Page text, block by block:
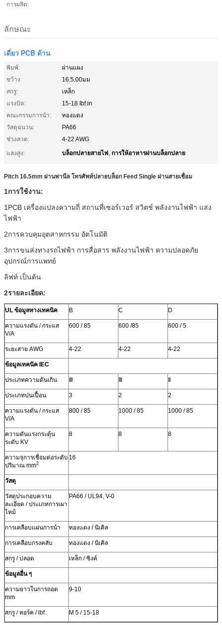
การผลิต:
ลักษณะ
เดี่ยว PCB ด้าน
พิมพ์:
ผ่านแผง
ขว้าง:
16.5.00มม
สกรู:
เหล็ก
แรงบิด:
15-18 Ibf.in
คณะกรรมการนำ:
ทองแดง
วัสดุฉนวน:
PA66
ช่วงลวด:
4-22 AWG
แสงสูง:
บล็อกปลายสายไฟ, การให้อาหารผ่านบล็อกปลาย
Pitch 16.5mm ผ่านพานีล โทรศัพท์ปลายบล็อก Feed Single ผ่านสายเชื่อม
1การใช้งาน:
1PCB เครื่องแปลงความถี่ สถานที่เซอร์เวอร์ สวิตช์ พลังงานไฟฟ้า แสง
ไฟฟ้า
2การควบคุมอุตสาหกรรม อัตโนมัติ
3การขนส่งทางรถไฟฟ้า การสื่อสาร พลังงานไฟฟ้า ความปลอดภัย
อุปกรณ์การแพทย์
ลิฟท์ เป็นต้น
2รายละเอียด:
UL ข้อมูลทางเทคนิค B C D
ความแรงดัน / กระแส
V/A
600 / 85 600 /85 600 / 5
ระยะสาย AWG 4-22 4-22 4-22
ข้อมูลเทคนิค IEC
ประเภทความดันเกิน Ⅲ Ⅲ Ⅱ
ประเภทปนเปื้อน 3 2 2
ความแรงดัน / กระแส
V/A
800 / 85 1000 / 85 1000 / 85
ความดันแรงกระตุ้น
ระดับ KV
8 8 8
ความจุการเชื่อมต่อระดับ
ปริมาณ mm2
16
วัสดุ
วัสดุประกอบความ
ละเอียด / ประเภทการเผา
ไหม้
PA66 / UL94, V-0
การเคลือบแผ่นการนํา ทองแดง / นิเคิล
การเคลือบกรงคลับ ทองแดง / นิเคิล
สกรู / ปลอต เหล็ก / ซิงค์
ข้อมูลอื่น ๆ
ความยาวในการถอด
mm
9-10
สกรู / ทอร์ค / lbf M 5 / 15-18